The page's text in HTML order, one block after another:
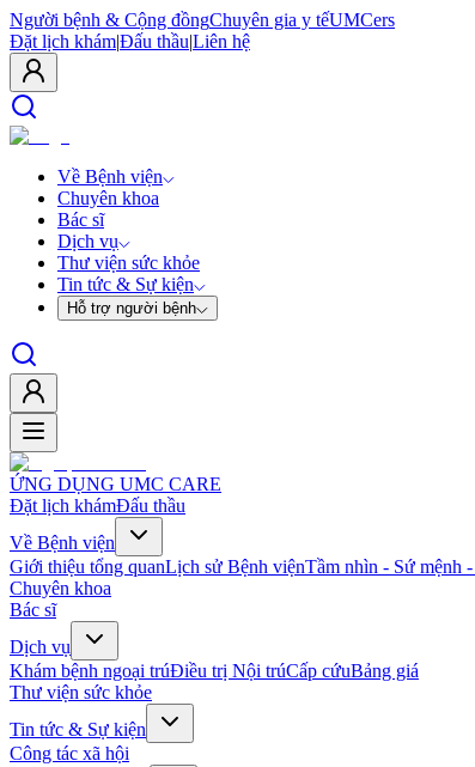
Người bệnh & Cộng đồngChuyên gia y tếUMCers
Đặt lịch khám|Đấu thầu|Liên hệ
Về Bệnh viện
Chuyên khoa
Bác sĩ
Dịch vụ
Thư viện sức khỏe
Tin tức & Sự kiện
Hỗ trợ người bệnh
ỨNG DỤNG UMC CARE
Đặt lịch khámĐấu thầu
Về Bệnh viện
Giới thiệu tổng quanLịch sử Bệnh việnTầm nhìn - Sứ mệnh
Chuyên khoa
Bác sĩ
Dịch vụ
Khám bệnh ngoại trúĐiều trị Nội trúCấp cứuBảng giá
Thư viện sức khỏe
Tin tức & Sự kiện
Công tác xã hội